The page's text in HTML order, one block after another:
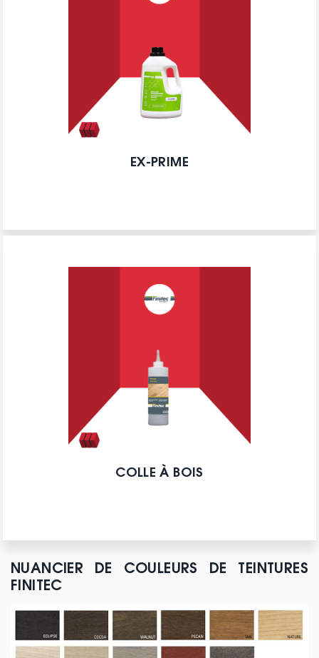
EX-PRIME
COLLE À BOIS
NUANCIER DE COULEURS DE TEINTURES
FINITEC